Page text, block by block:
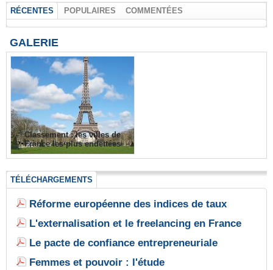
RÉCENTES POPULAIRES COMMENTÉES
GALERIE
Classement : les villes de
France les plus endettées
TÉLÉCHARGEMENTS
Réforme européenne des indices de taux
L'externalisation et le freelancing en France
Le pacte de confiance entrepreneuriale
Femmes et pouvoir : l'étude